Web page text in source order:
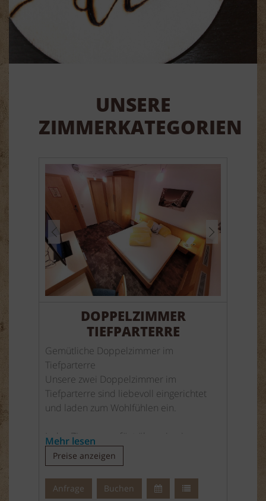
UNSERE
ZIMMERKATEGORIEN
DOPPELZIMMER
TIEFPARTERRE
Gemütliche Doppelzimmer im
Tiefparterre
Unsere zwei Doppelzimmer im
Tiefparterre sind liebevoll eingerichtet
und laden zum Wohlfühlen ein.
Jedes Zimmer verfügt über ein eigenes
Bad mit Dusche, WC, Waschbecken und
Haartrockner.
Frische Hand- und Duschtücher stehen
selbstverständlich bereit.
Mehr lesen
Preise anzeigen
Anfrage Buchen